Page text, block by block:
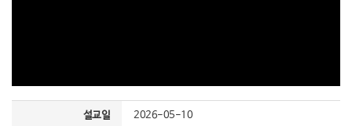
설교일 2026-05-10